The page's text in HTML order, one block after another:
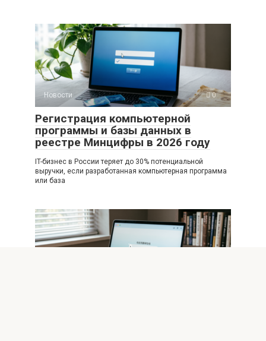
Новости 0
Регистрация компьютерной
программы и базы данных в
реестре Минцифры в 2026 году
IT-бизнес в России теряет до 30% потенциальной
выручки, если разработанная компьютерная программа
или база